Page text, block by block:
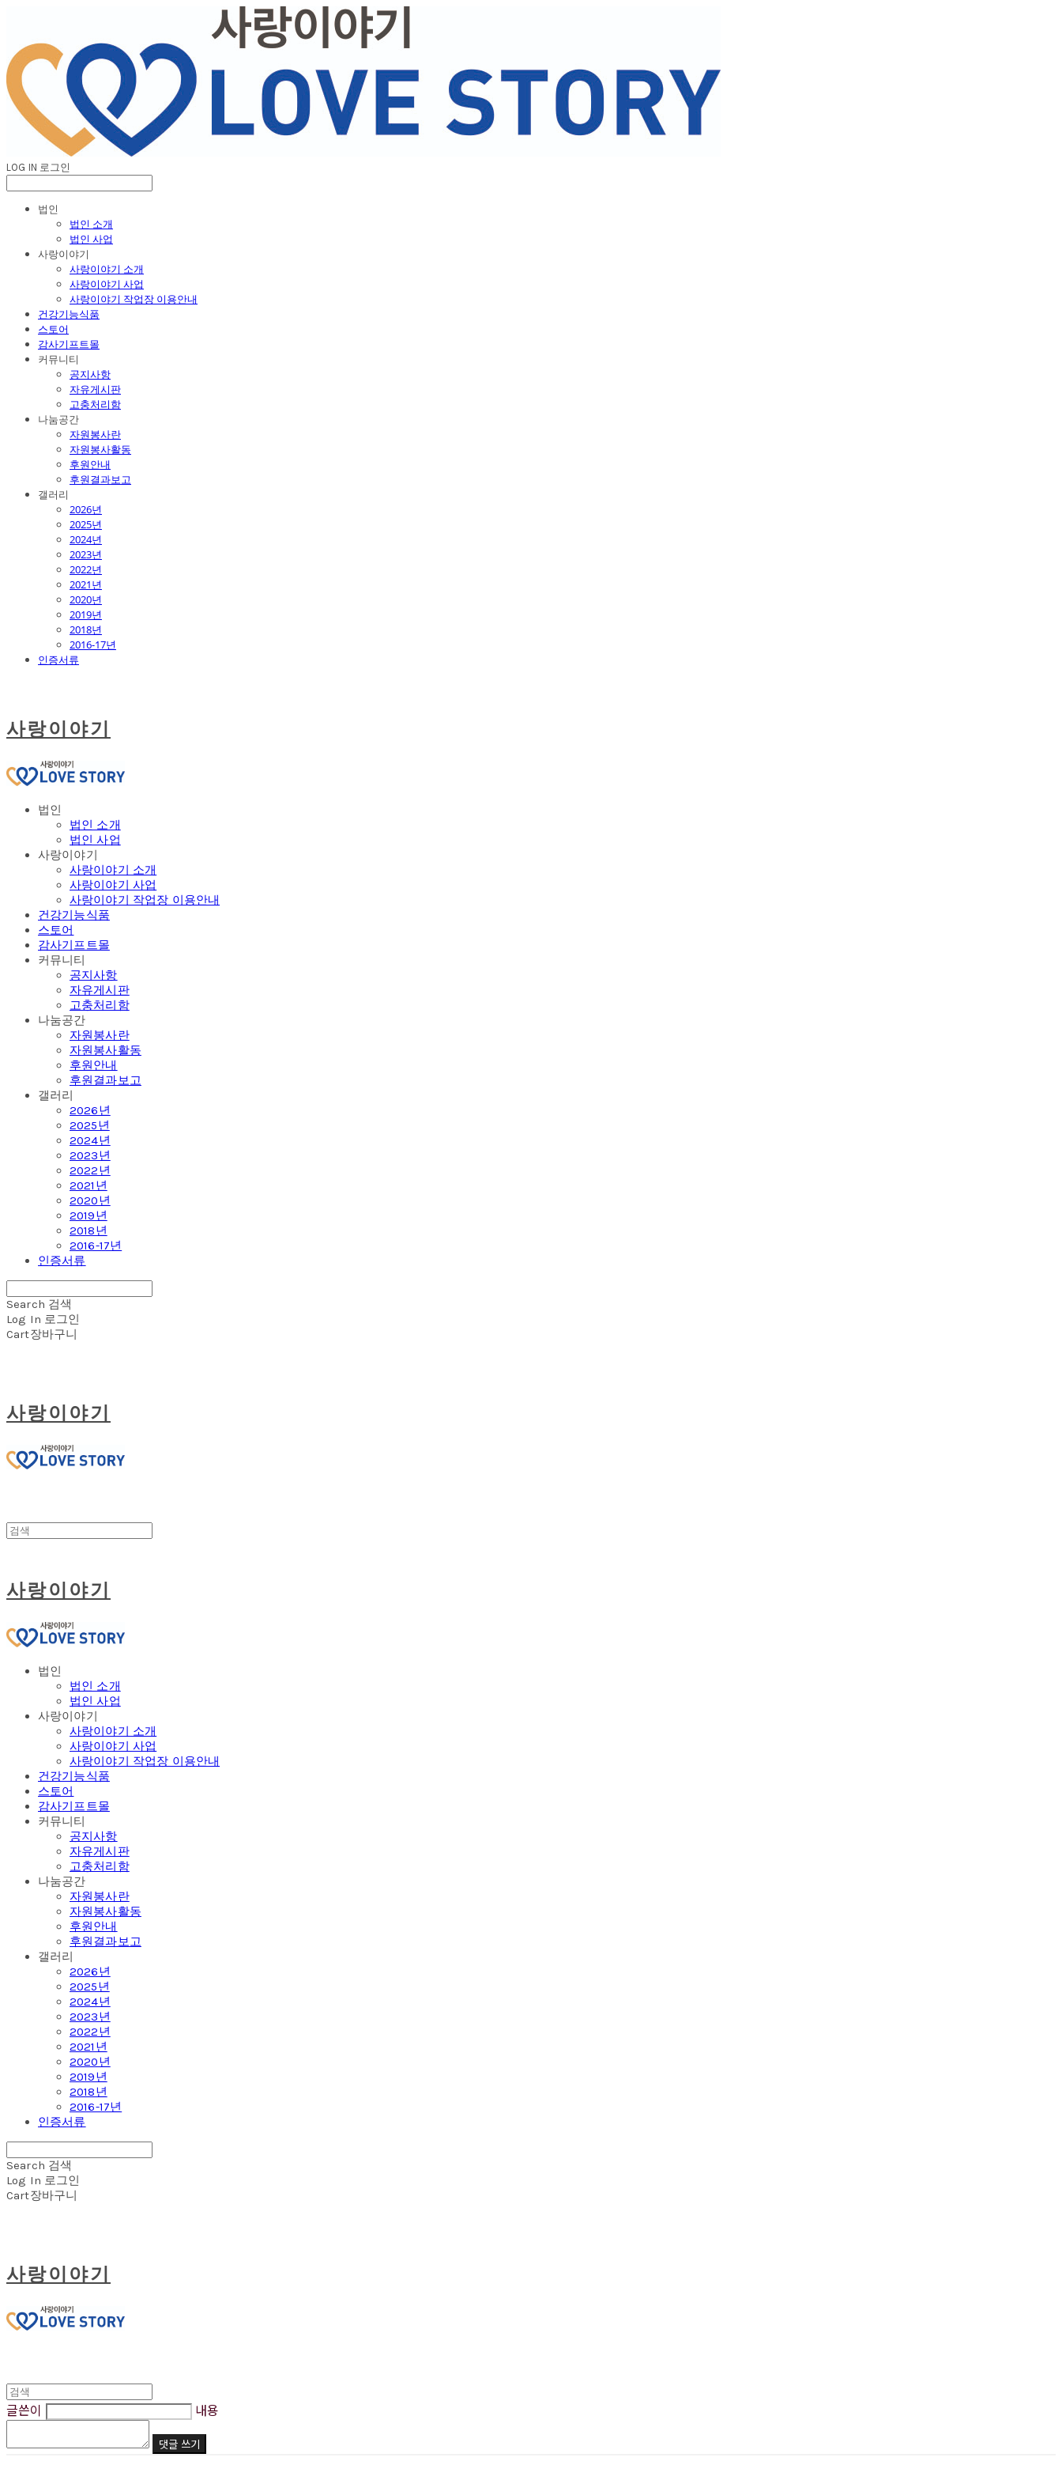
LOG IN 로그인
법인
법인 소개
법인 사업
사랑이야기
사랑이야기 소개
사랑이야기 사업
사랑이야기 작업장 이용안내
건강기능식품
스토어
감사기프트몰
커뮤니티
공지사항
자유게시판
고충처리함
나눔공간
자원봉사란
자원봉사활동
후원안내
후원결과보고
갤러리
2026년
2025년
2024년
2023년
2022년
2021년
2020년
2019년
2018년
2016-17년
인증서류
사랑이야기
법인
법인 소개
법인 사업
사랑이야기
사랑이야기 소개
사랑이야기 사업
사랑이야기 작업장 이용안내
건강기능식품
스토어
감사기프트몰
커뮤니티
공지사항
자유게시판
고충처리함
나눔공간
자원봉사란
자원봉사활동
후원안내
후원결과보고
갤러리
2026년
2025년
2024년
2023년
2022년
2021년
2020년
2019년
2018년
2016-17년
인증서류
Search 검색
Log In 로그인
Cart장바구니
사랑이야기
사랑이야기
법인
법인 소개
법인 사업
사랑이야기
사랑이야기 소개
사랑이야기 사업
사랑이야기 작업장 이용안내
건강기능식품
스토어
감사기프트몰
커뮤니티
공지사항
자유게시판
고충처리함
나눔공간
자원봉사란
자원봉사활동
후원안내
후원결과보고
갤러리
2026년
2025년
2024년
2023년
2022년
2021년
2020년
2019년
2018년
2016-17년
인증서류
Search 검색
Log In 로그인
Cart장바구니
사랑이야기
글쓴이 내용
댓글 쓰기